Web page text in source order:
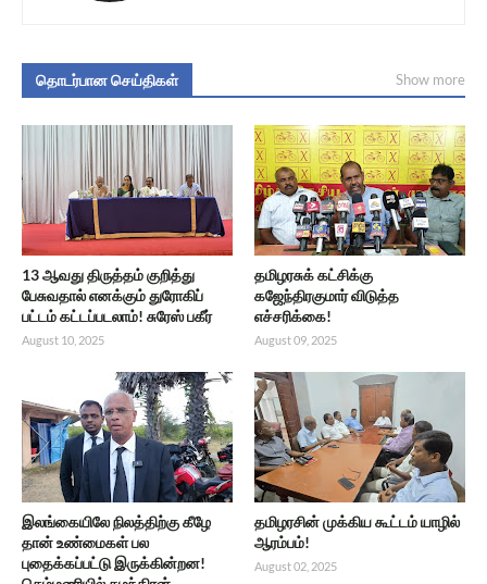
தொடர்பான செய்திகள் Show more
13 ஆவது திருத்தம் குறித்து
பேசுவதால் எனக்கும் துரோகிப்
பட்டம் கட்டப்படலாம்! சுரேஸ் பகீர்
August 10, 2025
தமிழரசுக் கட்சிக்கு
கஜேந்திரகுமார் விடுத்த
எச்சரிக்கை!
August 09, 2025
இலங்கையிலே நிலத்திற்கு கீழே
தான் உண்மைகள் பல
புதைக்கப்பட்டு இருக்கின்றன!
தமிழரசின் முக்கிய கூட்டம் யாழில்
ஆரம்பம்!
August 02, 2025